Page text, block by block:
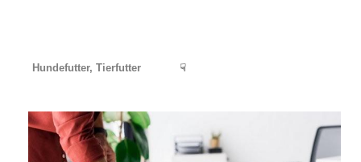
Hundefutter, Tierfutter ☟